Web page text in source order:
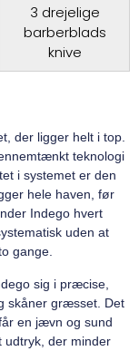
3 drejelige
barberblads
knive
der ligger helt i top.
teknologi
i systemet er den
hele haven, før
Indego hvert
uden at
gange.
sig i præcise,
skåner græsset. Det
en jævn og sund
der minder